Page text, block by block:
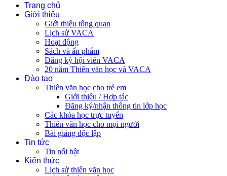
Trang chủ
Giới thiệu
Giới thiệu tổng quan
Lịch sử VACA
Hoạt động
Sách và ấn phẩm
Đăng ký hội viên VACA
20 năm Thiên văn học và VACA
Đào tạo
Thiên văn học cho trẻ em
Giới thiệu / Hợp tác
Đăng ký/nhận thông tin lớp học
Các khóa học trực tuyến
Thiên văn học cho mọi người
Bài giảng độc lập
Tin tức
Tin nổi bật
Kiến thức
Lịch sử thiên văn học